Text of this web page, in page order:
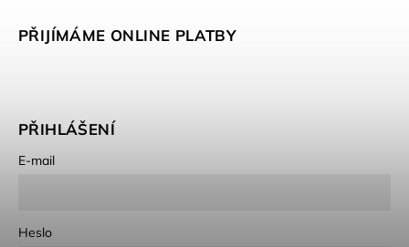
PŘIJÍMÁME ONLINE PLATBY
PŘIHLÁŠENÍ
E-mail
Heslo